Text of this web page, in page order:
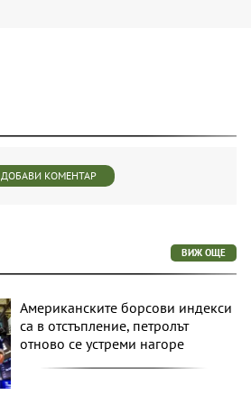
ДОБАВИ КОМЕНТАР
ВИЖ ОЩЕ
Американските борсови индекси
са в отстъпление, петролът
отново се устреми нагоре